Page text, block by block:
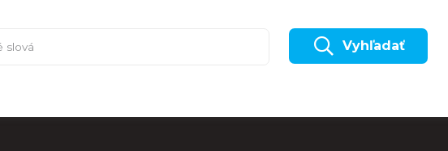
Vyhľadať